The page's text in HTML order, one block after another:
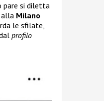
pare si diletta
alla Milano
le sfilate,
profilo